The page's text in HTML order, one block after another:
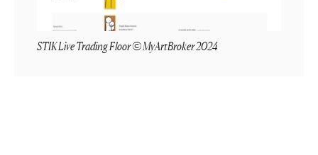
STIK Live Trading Floor © MyArtBroker 2024